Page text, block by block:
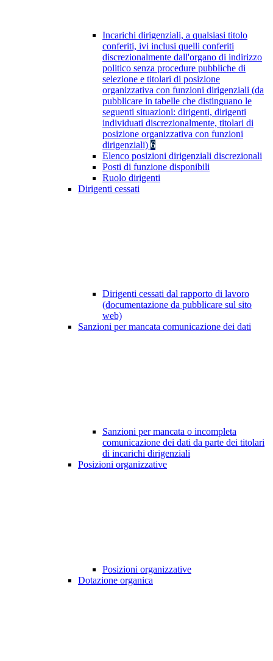
Incarichi dirigenziali, a qualsiasi titolo
conferiti, ivi inclusi quelli conferiti
discrezionalmente dall'organo di indirizzo
politico senza procedure pubbliche di
selezione e titolari di posizione
organizzativa con funzioni dirigenziali (da
pubblicare in tabelle che distinguano le
seguenti situazioni: dirigenti, dirigenti
individuati discrezionalmente, titolari di
posizione organizzativa con funzioni
dirigenziali) 6
Elenco posizioni dirigenziali discrezionali
Posti di funzione disponibili
Ruolo dirigenti
Dirigenti cessati
Dirigenti cessati dal rapporto di lavoro
(documentazione da pubblicare sul sito
web)
Sanzioni per mancata comunicazione dei dati
Sanzioni per mancata o incompleta
comunicazione dei dati da parte dei titolari
di incarichi dirigenziali
Posizioni organizzative
Posizioni organizzative
Dotazione organica